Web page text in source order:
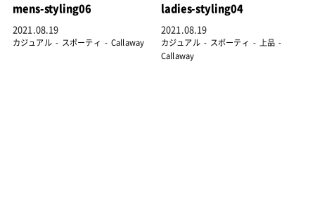
mens-styling06
2021.08.19
カジュアル スポーティ Callaway
ladies-styling04
2021.08.19
カジュアル スポーティ
上品
Callaway